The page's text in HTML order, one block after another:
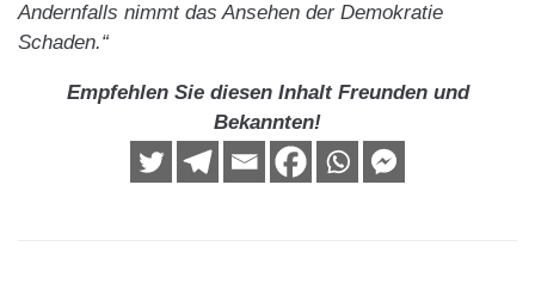
Andernfalls nimmt das Ansehen der Demokratie
Schaden.“
Empfehlen Sie diesen Inhalt Freunden und
Bekannten!